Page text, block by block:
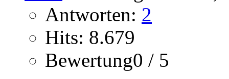
Antworten: 2
Hits: 8.679
Bewertung0 / 5